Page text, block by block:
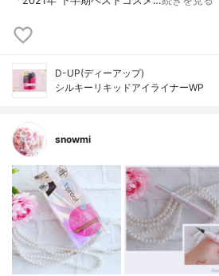
D-UP(ディーアップ)
シルキーリキッドアイライナーWP
snowmi